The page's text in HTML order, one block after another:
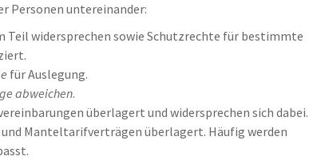
Personen untereinander:
Teil widersprechen sowie Schutzrechte für bestimmte
für Auslegung.
abweichen.
überlagert und widersprechen sich dabei.
Manteltarifverträgen überlagert. Häufig werden